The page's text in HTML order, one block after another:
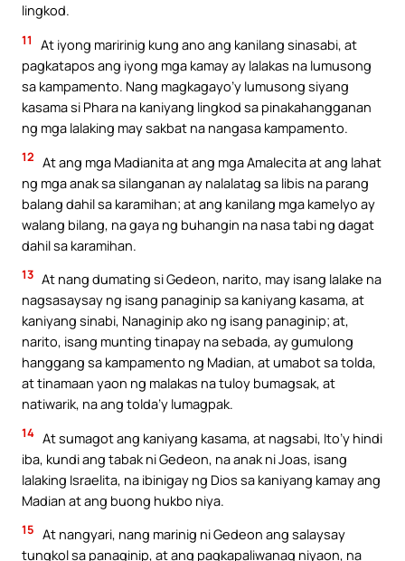
lingkod.
11
At iyong maririnig kung ano ang kanilang sinasabi, at
pagkatapos ang iyong mga kamay ay lalakas na lumusong
sa kampamento. Nang magkagayo’y lumusong siyang
kasama si Phara na kaniyang lingkod sa pinakahangganan
ng mga lalaking may sakbat na nangasa kampamento.
12 At ang mga Madianita at ang mga Amalecita at ang lahat
ng mga anak sa silanganan ay nalalatag sa libis na parang
balang dahil sa karamihan; at ang kanilang mga kamelyo ay
walang bilang, na gaya ng buhangin na nasa tabi ng dagat
dahil sa karamihan.
13 At nang dumating si Gedeon, narito, may isang lalake na
nagsasaysay ng isang panaginip sa kaniyang kasama, at
kaniyang sinabi, Nanaginip ako ng isang panaginip; at,
narito, isang munting tinapay na sebada, ay gumulong
hanggang sa kampamento ng Madian, at umabot sa tolda,
at tinamaan yaon ng malakas na tuloy bumagsak, at
natiwarik, na ang tolda’y lumagpak.
14 At sumagot ang kaniyang kasama, at nagsabi, Ito’y hindi
iba, kundi ang tabak ni Gedeon, na anak ni Joas, isang
lalaking Israelita, na ibinigay ng Dios sa kaniyang kamay ang
Madian at ang buong hukbo niya.
15 At nangyari, nang marinig ni Gedeon ang salaysay
tungkol sa panaginip, at ang pagkapaliwanag niyaon, na